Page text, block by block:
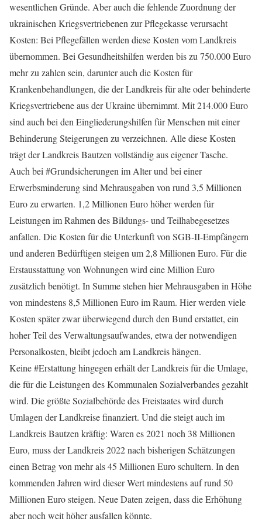
wesentlichen Gründe. Aber auch die fehlende Zuordnung der
ukrainischen Kriegsvertriebenen zur Pflegekasse verursacht
Kosten: Bei Pflegefällen werden diese Kosten vom Landkreis
übernommen. Bei Gesundheitshilfen werden bis zu 750.000 Euro
mehr zu zahlen sein, darunter auch die Kosten für
Krankenbehandlungen, die der Landkreis für alte oder behinderte
Kriegsvertriebene aus der Ukraine übernimmt. Mit 214.000 Euro
sind auch bei den Eingliederungshilfen für Menschen mit einer
Behinderung Steigerungen zu verzeichnen. Alle diese Kosten
trägt der Landkreis Bautzen vollständig aus eigener Tasche.
Auch bei #Grundsicherungen im Alter und bei einer
Erwerbsminderung sind Mehrausgaben von rund 3,5 Millionen
Euro zu erwarten. 1,2 Millionen Euro höher werden für
Leistungen im Rahmen des Bildungs- und Teilhabegesetzes
anfallen. Die Kosten für die Unterkunft von SGB-II-Empfängern
und anderen Bedürftigen steigen um 2,8 Millionen Euro. Für die
Erstausstattung von Wohnungen wird eine Million Euro
zusätzlich benötigt. In Summe stehen hier Mehrausgaben in Höhe
von mindestens 8,5 Millionen Euro im Raum. Hier werden viele
Kosten später zwar überwiegend durch den Bund erstattet, ein
hoher Teil des Verwaltungsaufwandes, etwa der notwendigen
Personalkosten, bleibt jedoch am Landkreis hängen.
Keine #Erstattung hingegen erhält der Landkreis für die Umlage,
die für die Leistungen des Kommunalen Sozialverbandes gezahlt
wird. Die größte Sozialbehörde des Freistaates wird durch
Umlagen der Landkreise finanziert. Und die steigt auch im
Landkreis Bautzen kräftig: Waren es 2021 noch 38 Millionen
Euro, muss der Landkreis 2022 nach bisherigen Schätzungen
einen Betrag von mehr als 45 Millionen Euro schultern. In den
kommenden Jahren wird dieser Wert mindestens auf rund 50
Millionen Euro steigen. Neue Daten zeigen, dass die Erhöhung
aber noch weit höher ausfallen könnte.